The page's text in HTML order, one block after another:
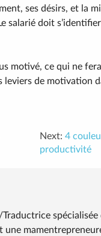
ses désirs, et la
salarié doit
motivé, ce qui ne
leviers de motivation
Next:4
productivité
spécialisée
une